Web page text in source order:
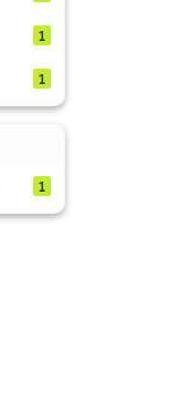
1
1
1